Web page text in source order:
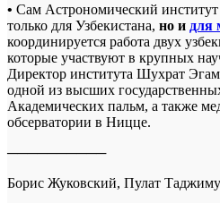
• Сам Астрономический
только для Узбекистана, но и для
координируется работа двух
которые участвуют в крупных
Директор института Шухрат
одной из высших
Академических пальм, а также
обсерватории в Ницце.
──────────
Борис Жуковский, Пулат